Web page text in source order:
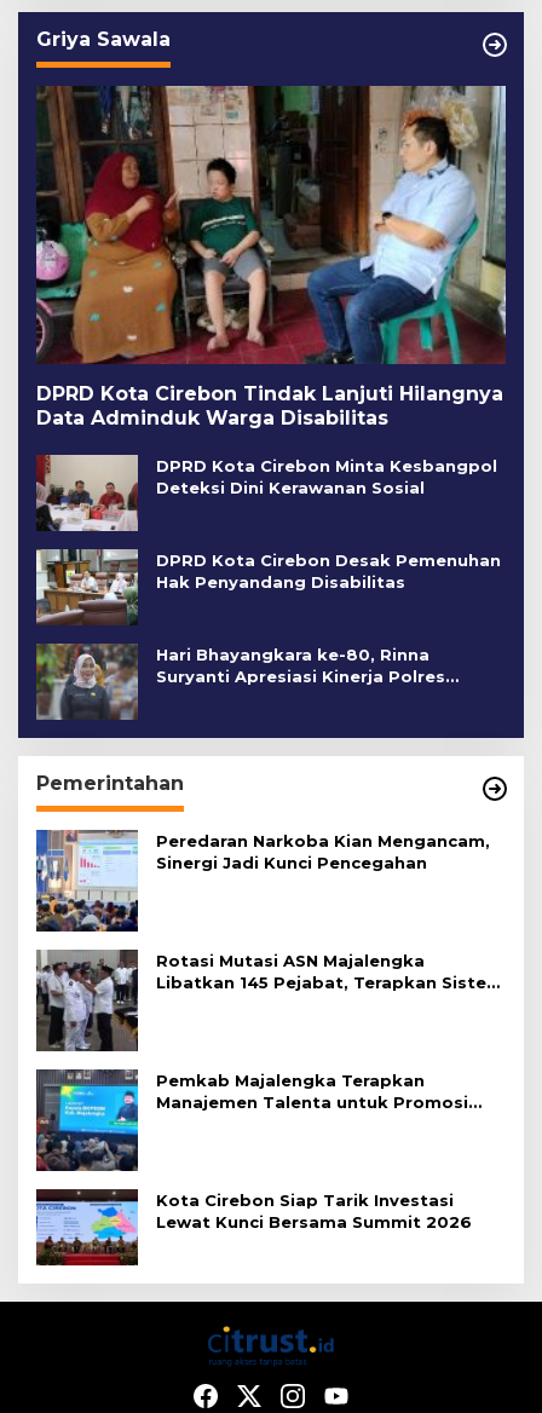
Griya Sawala
DPRD Kota Cirebon Tindak Lanjuti Hilangnya
Data Adminduk Warga Disabilitas
DPRD Kota Cirebon Minta Kesbangpol
Deteksi Dini Kerawanan Sosial
DPRD Kota Cirebon Desak Pemenuhan
Hak Penyandang Disabilitas
Hari Bhayangkara ke-80, Rinna
Suryanti Apresiasi Kinerja Polres
Pemerintahan
Peredaran Narkoba Kian Mengancam,
Sinergi Jadi Kunci Pencegahan
Rotasi Mutasi ASN Majalengka
Libatkan 145 Pejabat, Terapkan Sistem
Pemkab Majalengka Terapkan
Manajemen Talenta untuk Promosi
Kota Cirebon Siap Tarik Investasi
Lewat Kunci Bersama Summit 2026